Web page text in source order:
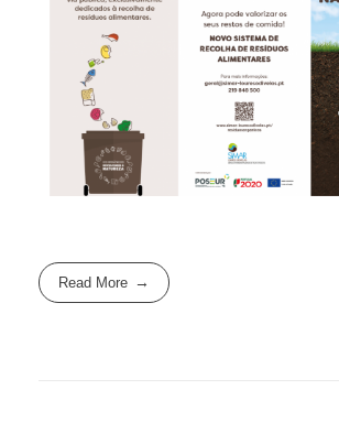
Read More